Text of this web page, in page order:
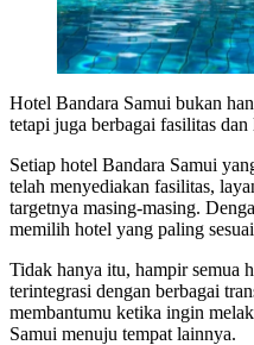
Hotel Bandara Samui bukan
tetapi juga berbagai fasilitas
Setiap hotel Bandara Samui
telah menyediakan fasilitas,
targetnya masing-masing.
memilih hotel yang paling
Tidak hanya itu, hampir semua
terintegrasi dengan berbagai
membantumu ketika ingin
Samui menuju tempat lainnya.